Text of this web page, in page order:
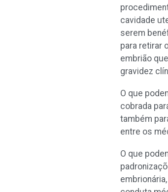
cavidade
serem
para retirar
embrião
gravidez
O que
cobrada
também
entre os
O que